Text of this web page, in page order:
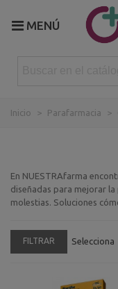
MENÚ
Inicio > Parafarmacia >
En NUESTRAfarma
diseñadas para mejorar
molestias. Soluciones
FILTRAR Selecciona